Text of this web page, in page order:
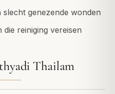
genezende wonden
reiniging vereisen
Thailam